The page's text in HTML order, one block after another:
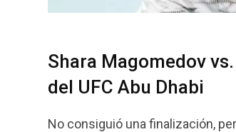
Shara Magomedov
del UFC Abu Dhabi
No consiguió una finalización,